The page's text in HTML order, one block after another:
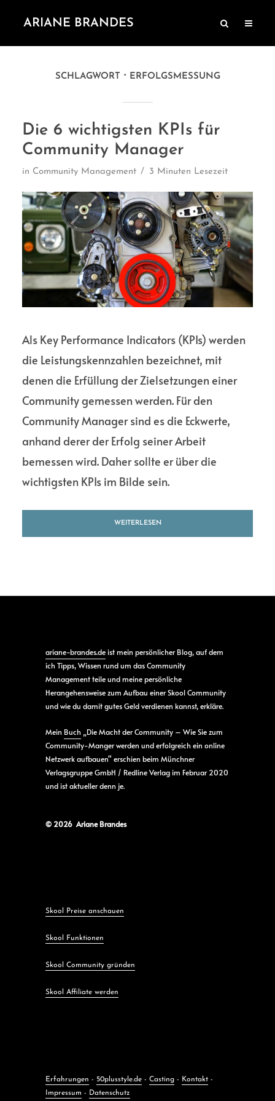
ARIANE BRANDES
SCHLAGWORT ERFOLGSMESSUNG
Die 6 wichtigsten KPIs für
Community Manager
in Community Management 3 Minuten Lesezeit
Als Key Performance Indicators (KPIs) werden
die Leistungskennzahlen bezeichnet, mit
denen die Erfüllung der Zielsetzungen einer
Community gemessen werden. Für den
Community Manager sind es die Eckwerte,
anhand derer der Erfolg seiner Arbeit
bemessen wird. Daher sollte er über die
wichtigsten KPIs im Bilde sein.
WEITERLESEN
ariane-brandes.de ist mein persönlicher Blog, auf dem
ich Tipps, Wissen rund um das Community
Management teile und meine persönliche
Herangehensweise zum Aufbau einer Skool Community
und wie du damit gutes Geld verdienen kannst, erkläre.
Mein Buch „Die Macht der Community – Wie Sie zum
Community-Manger werden und erfolgreich ein online
Netzwerk aufbauen“ erschien beim Münchner
Verlagsgruppe GmbH / Redline Verlag im Februar 2020
und ist aktueller denn je.
© 2026 Ariane Brandes
Skool Preise anschauen
Skool Funktionen
Skool Community gründen
Skool Affiliate werden
Erfahrungen - 50plusstyle.de - Casting - Kontakt -
Impressum - Datenschutz